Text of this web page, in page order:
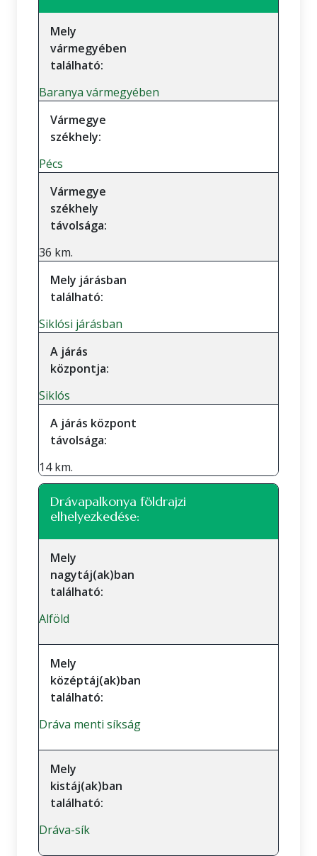
Mely
vármegyében
található:
Baranya vármegyében
Vármegye
székhely:
Pécs
Vármegye
székhely
távolsága:
36 km.
Mely járásban
található:
Siklósi járásban
A járás
központja:
Siklós
A járás központ
távolsága:
14 km.
Drávapalkonya földrajzi
elhelyezkedése:
Mely
nagytáj(ak)ban
található:
Alföld
Mely
középtáj(ak)ban
található:
Dráva menti síkság
Mely
kistáj(ak)ban
található:
Dráva-sík